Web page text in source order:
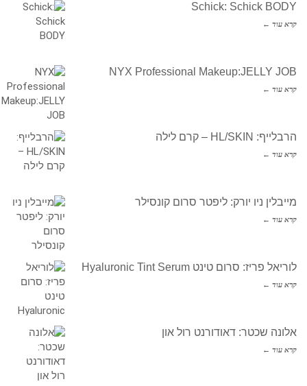
Schick: Schick BODY
קרא עוד ←
NYX Professional Makeup:JELLY JOB
קרא עוד ←
הרבלייף: HL/SKIN – קרם לילה
קרא עוד ←
מייבלין ניו יורק: ליפטר סרום קונסילר
קרא עוד ←
לוריאל פריז: סרום טינט Hyaluronic Tint Serum
קרא עוד ←
אלונה שכטר: דאודורנט רול און
קרא עוד ←